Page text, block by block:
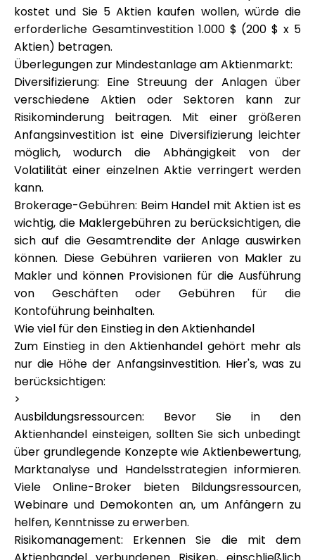
kostet und Sie 5 Aktien kaufen wollen, würde die
erforderliche Gesamtinvestition 1.000 $ (200 $ x 5
Aktien) betragen.
Überlegungen zur Mindestanlage am Aktienmarkt:
Diversifizierung: Eine Streuung der Anlagen über
verschiedene Aktien oder Sektoren kann zur
Risikominderung beitragen. Mit einer größeren
Anfangsinvestition ist eine Diversifizierung leichter
möglich, wodurch die Abhängigkeit von der
Volatilität einer einzelnen Aktie verringert werden
kann.
Brokerage-Gebühren: Beim Handel mit Aktien ist es
wichtig, die Maklergebühren zu berücksichtigen, die
sich auf die Gesamtrendite der Anlage auswirken
können. Diese Gebühren variieren von Makler zu
Makler und können Provisionen für die Ausführung
von Geschäften oder Gebühren für die
Kontoführung beinhalten.
Wie viel für den Einstieg in den Aktienhandel
Zum Einstieg in den Aktienhandel gehört mehr als
nur die Höhe der Anfangsinvestition. Hier's, was zu
berücksichtigen:
>
Ausbildungsressourcen: Bevor Sie in den
Aktienhandel einsteigen, sollten Sie sich unbedingt
über grundlegende Konzepte wie Aktienbewertung,
Marktanalyse und Handelsstrategien informieren.
Viele Online-Broker bieten Bildungsressourcen,
Webinare und Demokonten an, um Anfängern zu
helfen, Kenntnisse zu erwerben.
Risikomanagement: Erkennen Sie die mit dem